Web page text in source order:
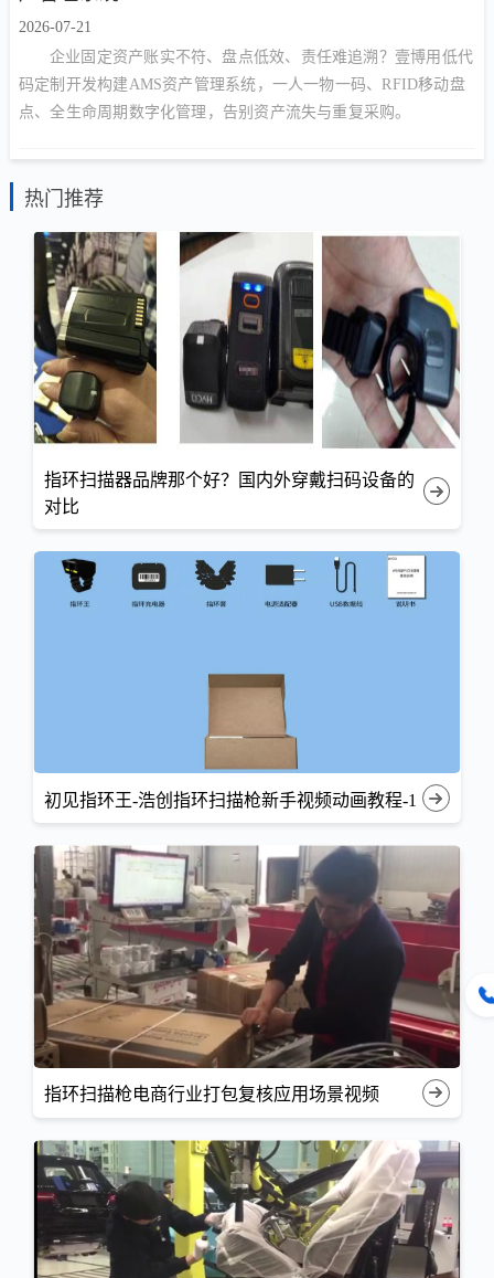
2026-07-21
企业固定资产账实不符、盘点低效、责任难追溯？壹博用低代
码定制开发构建AMS资产管理系统，一人一物一码、RFID移动盘
点、全生命周期数字化管理，告别资产流失与重复采购。
热门推荐
指环扫描器品牌那个好？国内外穿戴扫码设备的
对比
初见指环王-浩创指环扫描枪新手视频动画教程-1
指环扫描枪电商行业打包复核应用场景视频